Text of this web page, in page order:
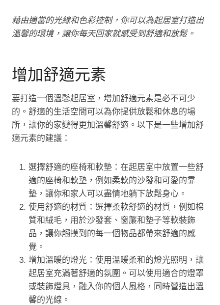
藉由適當的光線和色彩控制，你可以為起居室打造出
溫馨的環境，讓你每天回家就感受到舒適和放鬆。
增加舒適元素
要打造一個溫馨起居室，增加舒適元素是必不可少
的。舒適的生活空間可以為你提供放鬆和休息的場
所，讓你的家變得更加溫馨舒適。以下是一些增加舒
適元素的建議：
選擇舒適的座椅和軟墊：在起居室中放置一些舒
適的座椅和軟墊，例如柔軟的沙發和可愛的靠
墊，讓你和家人可以盡情地躺下放鬆身心。
使用舒適的材質：選擇柔軟舒適的材質，例如棉
質和絨毛，用於沙發套、窗簾和墊子等軟裝飾
品，讓你觸摸到的每一個物品都帶來舒適的感
覺。
增加溫暖的燈光：使用溫暖柔和的燈光照明，讓
起居室充滿著舒適的氛圍。可以使用適合的燈罩
或裝飾燈具，融入你的個人風格，同時營造出溫
馨的光線。